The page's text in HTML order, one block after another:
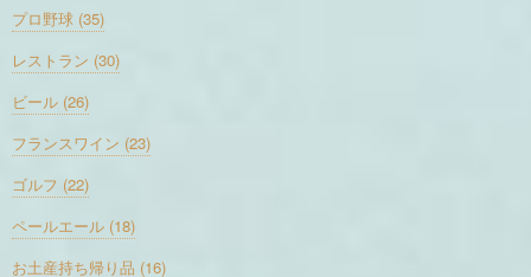
プロ野球 (35)
レストラン (30)
ビール (26)
フランスワイン (23)
ゴルフ (22)
ペールエール (18)
お土産持ち帰り品 (16)